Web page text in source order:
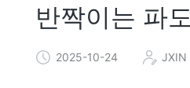
반짝이는 파
2025-10-24 JXIN